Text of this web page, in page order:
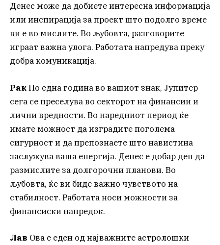
Денес може да добиете интересна информација
или инспирација за проект што подолго време
ви е во мислите. Во љубовта, разговорите
играат важна улога. Работата напредува преку
добра комуникација.
РакПо една година во вашиот знак, Јупитер
сега се преселува во секторот на финансии и
лични вредности. Во наредниот период ќе
имате можност да изградите поголема
сигурност и да препознаете што навистина
заслужува ваша енергија. Денес е добар ден да
размислите за долгорочни планови. Во
љубовта, ќе ви биде важно чувството на
стабилност. Работата носи можности за
финансиски напредок.
Лав Ова е еден од најважните астролошки